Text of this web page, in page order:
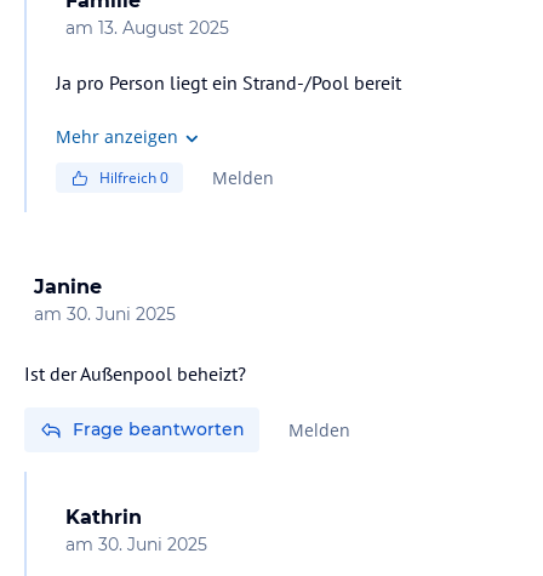
am 13. August 2025
Ja pro Person liegt ein Strand-/Pool bereit
Mehr anzeigen
Hilfreich0 Melden
Janine
am 30. Juni 2025
Ist der Außenpool beheizt?
Frage beantworten Melden
Kathrin
am 30. Juni 2025